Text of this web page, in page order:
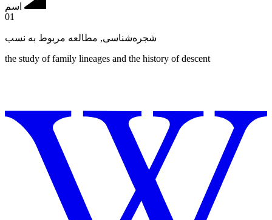
اسم
01
شجره‌شناسی, مطالعه مربوط به نسب
the study of family lineages and the history of descent